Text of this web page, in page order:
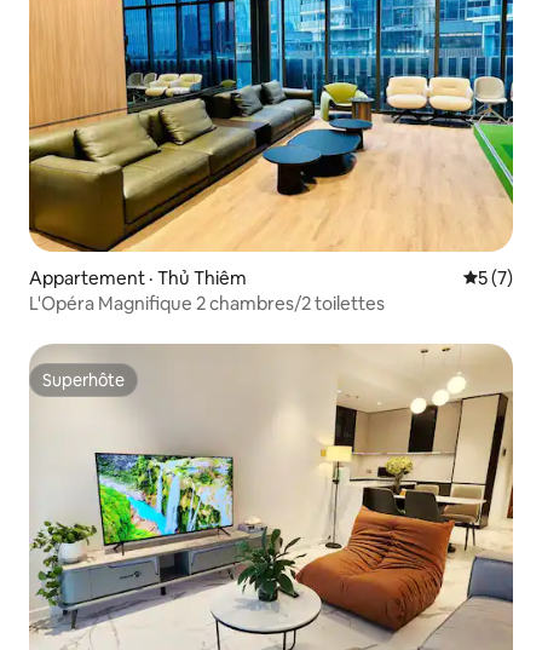
Appartement · Thủ Thiêm Note
5 (7)
L'Opéra Magnifique 2 chambres/2 toilettes
Superhôte
Superhôte